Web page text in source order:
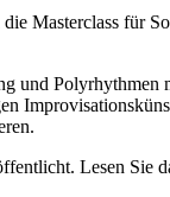
Masterclass für
und
Lesen Sie